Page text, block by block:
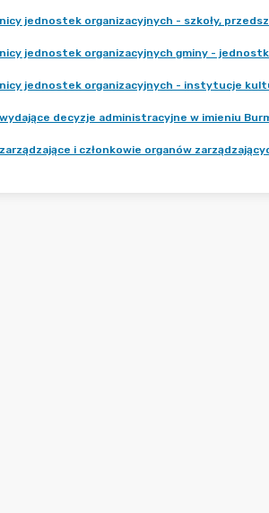
jednostek organizacyjnych - szkoły,
jednostek organizacyjnych gminy -
jednostek organizacyjnych - instytucje
decyzje administracyjne w imieniu
i członkowie organów